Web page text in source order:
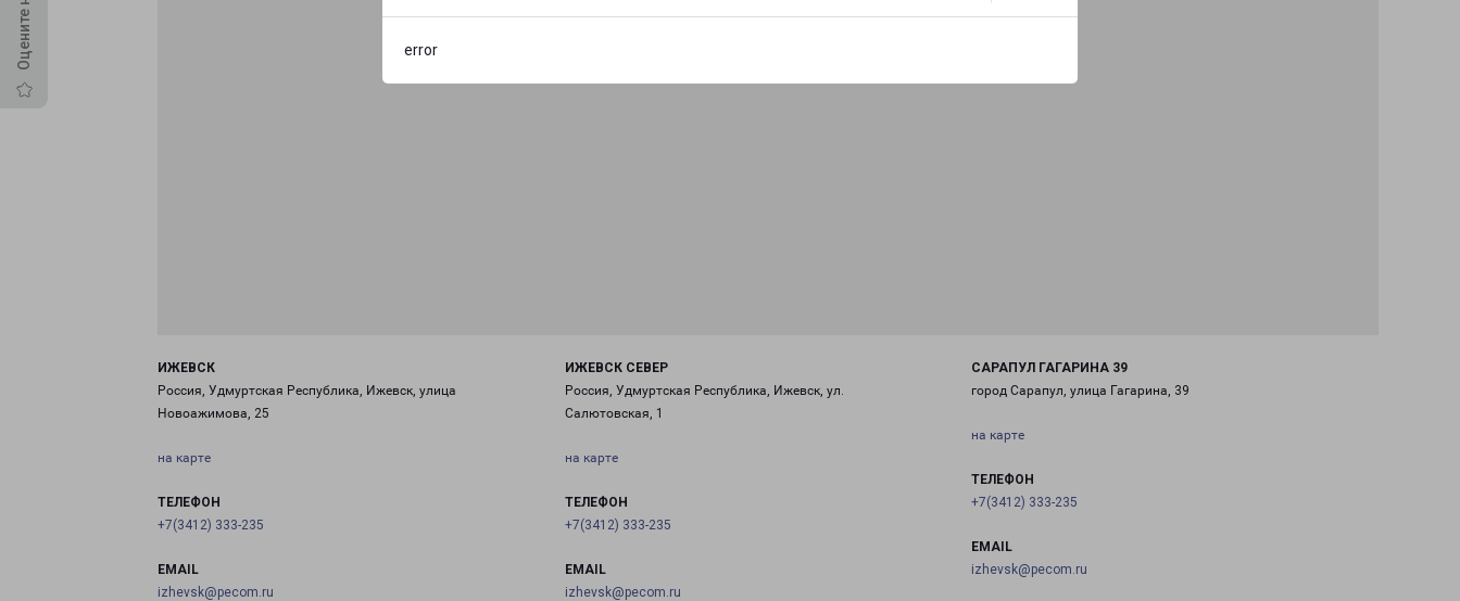
error
ИЖЕВСК
Россия, Удмуртская Республика, Ижевск, улица
Новоажимова, 25
на карте
ТЕЛЕФОН
+7(3412) 333-235
EMAIL
izhevsk@pecom.ru
ИЖЕВСК СЕВЕР
Россия, Удмуртская Республика, Ижевск, ул.
Салютовская, 1
на карте
ТЕЛЕФОН
+7(3412) 333-235
EMAIL
izhevsk@pecom.ru
САРАПУЛ ГАГАРИНА 39
город Сарапул, улица Гагарина, 39
на карте
ТЕЛЕФОН
+7(3412) 333-235
EMAIL
izhevsk@pecom.ru